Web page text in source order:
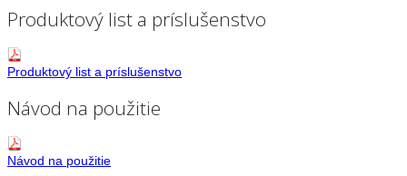
Produktový list a príslušenstvo
Produktový list a príslušenstvo
Návod na použitie
Návod na použitie